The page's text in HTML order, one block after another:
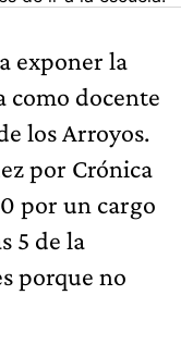
exponer la
como docente
los Arroyos.
por Crónica
por un cargo
5 de la
porque no